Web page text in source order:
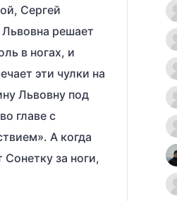
Сергей
Львовна решает
в ногах, и
эти чулки на
Львовну под
главе с
А когда
за ноги,